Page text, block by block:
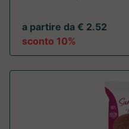
a partire da € 2.52
sconto 10%